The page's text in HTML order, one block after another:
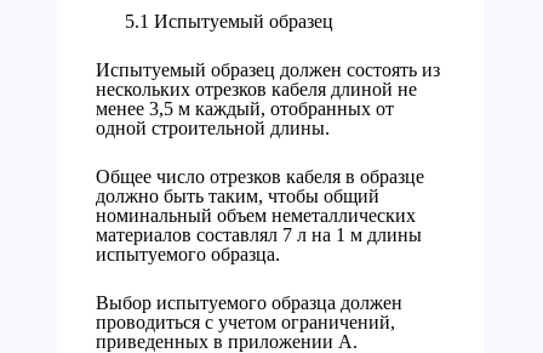
5.1 Испытуемый образец
Испытуемый образец должен состоять из
нескольких отрезков кабеля длиной не
менее 3,5 м каждый, отобранных от
одной строительной длины.
Общее число отрезков кабеля в образце
должно быть таким, чтобы общий
номинальный объем неметаллических
материалов составлял 7 л на 1 м длины
испытуемого образца.
Выбор испытуемого образца должен
проводиться с учетом ограничений,
приведенных в приложении А.